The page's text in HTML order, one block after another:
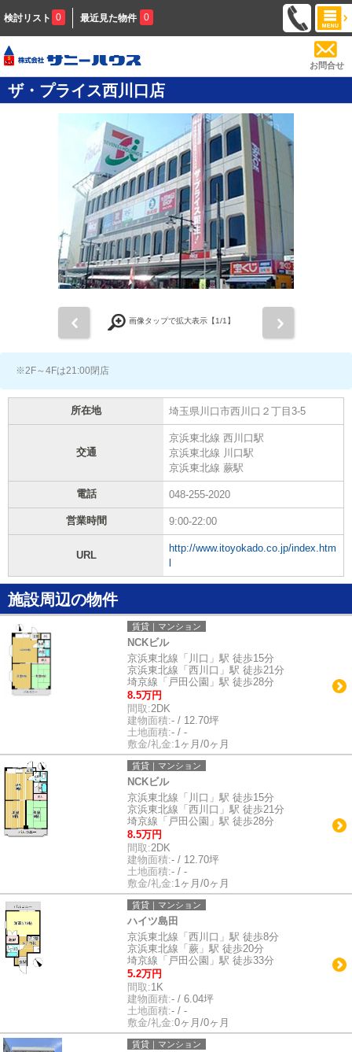
検討リスト 0 最近見た物件 0
お問合せ
ザ・プライス西川口店
画像タップで拡大表示【1/1】
※2F～4Fは21:00閉店
所在地 埼玉県川口市西川口２丁目3-5
交通
京浜東北線 西川口駅
京浜東北線 川口駅
京浜東北線 蕨駅
電話 048-255-2020
営業時間 9:00-22:00
URL
http://www.itoyokado.co.jp/index.htm
施設周辺の物件
賃貸｜マンション
NCKビル
京浜東北線「川口」駅 徒歩15分
京浜東北線「西川口」駅 徒歩21分
埼京線「戸田公園」駅 徒歩28分
8.5万円
間取:2DK
建物面積:- / 12.70坪
土地面積:- / -
敷金/礼金:1ヶ月/0ヶ月
賃貸｜マンション
NCKビル
京浜東北線「川口」駅 徒歩15分
京浜東北線「西川口」駅 徒歩21分
埼京線「戸田公園」駅 徒歩28分
8.5万円
間取:2DK
建物面積:- / 12.70坪
土地面積:- / -
敷金/礼金:1ヶ月/0ヶ月
賃貸｜マンション
ハイツ島田
京浜東北線「西川口」駅 徒歩8分
京浜東北線「蕨」駅 徒歩20分
埼京線「戸田公園」駅 徒歩33分
5.2万円
間取:1K
建物面積:- / 6.04坪
土地面積:- / -
敷金/礼金:0ヶ月/0ヶ月
賃貸｜マンション